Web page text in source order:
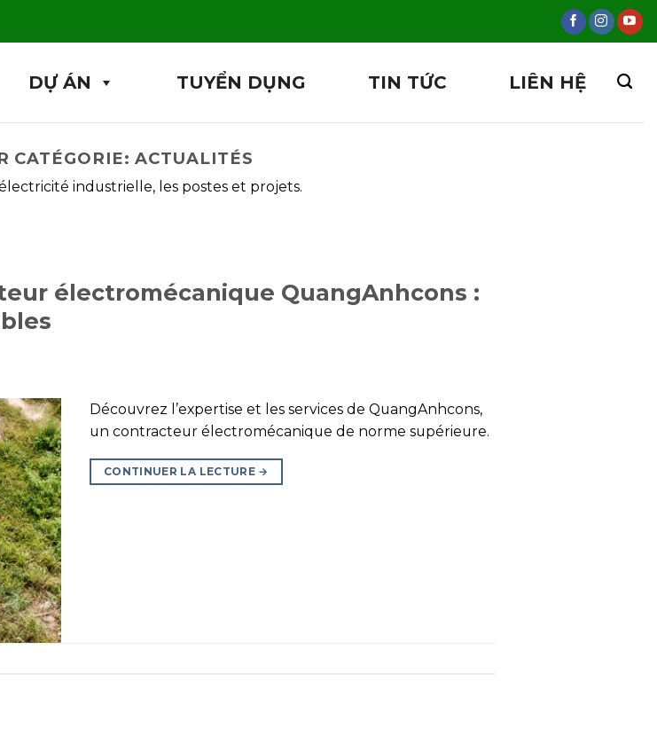
DỰ ÁN TUYỂN DỤNG TIN TỨC LIÊN HỆ
CATÉGORIE:ACTUALITÉS
industrielle, les postes et projets.
électromécanique QuangAnhcons :
Découvrez l’expertise et les services de QuangAnhcons,
un contracteur électromécanique de norme supérieure.
CONTINUER LA LECTURE →